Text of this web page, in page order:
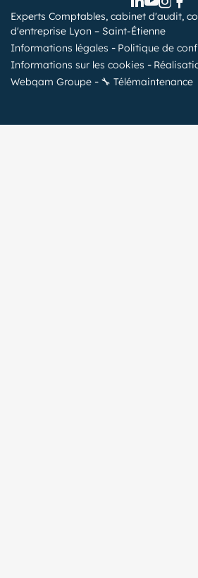
Experts Comptables, cabinet d'audit,
d'entreprise Lyon – Saint-Étienne
Informations légales
Politique de
Informations sur les cookies
Webqam Groupe
🔧 Télémaintenance